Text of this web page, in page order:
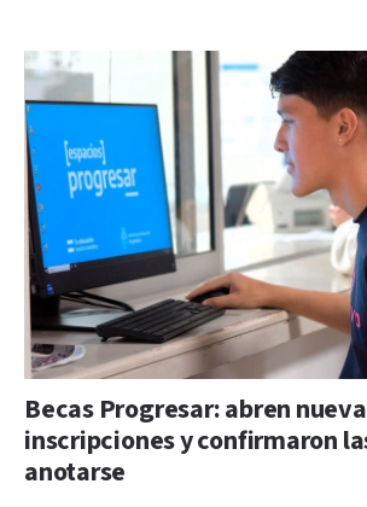
Becas Progresar: abren
inscripciones y confirmaron
anotarse